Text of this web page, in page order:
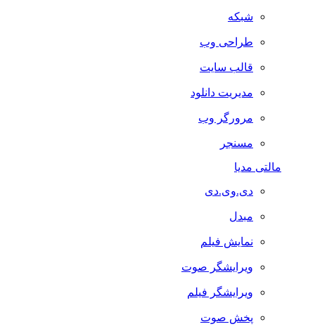
شبکه
طراحی وب
قالب سایت
مدیریت دانلود
مرورگر وب
مسنجر
مالتی مدیا
دی.وی.دی
مبدل
نمایش فیلم
ویرایشگر صوت
ویرایشگر فیلم
پخش صوت